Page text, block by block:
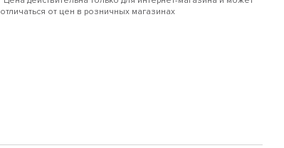
отличаться от цен в розничных магазинах